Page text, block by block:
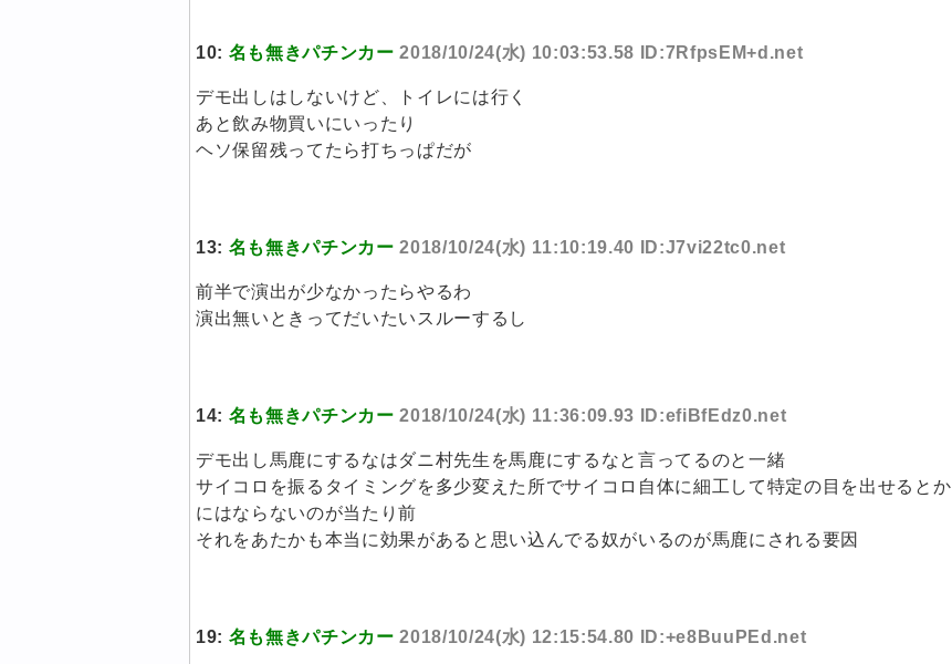
10: 名も無きパチンカー 2018/10/24(水) 10:03:53.58 ID:7RfpsEM+d.net
デモ出しはしないけど、トイレには行く
あと飲み物買いにいったり
ヘソ保留残ってたら打ちっぱだが
13: 名も無きパチンカー 2018/10/24(水) 11:10:19.40 ID:J7vi22tc0.net
前半で演出が少なかったらやるわ
演出無いときってだいたいスルーするし
14: 名も無きパチンカー 2018/10/24(水) 11:36:09.93 ID:efiBfEdz0.net
デモ出し馬鹿にするなはダニ村先生を馬鹿にするなと言ってるのと一緒
サイコロを振るタイミングを多少変えた所でサイコロ自体に細工して特定の目を出せるとか
にはならないのが当たり前
それをあたかも本当に効果があると思い込んでる奴がいるのが馬鹿にされる要因
19: 名も無きパチンカー 2018/10/24(水) 12:15:54.80 ID:+e8BuuPEd.net